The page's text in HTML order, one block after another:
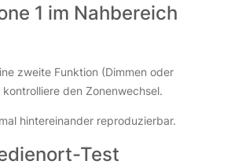
1 im Nahbereich
zweite Funktion (Dimmen oder
den Zonenwechsel.
hintereinander reproduzierbar.
Test